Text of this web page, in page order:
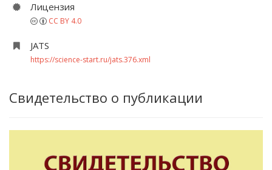
Лицензия
CC BY 4.0
JATS
https://science-start.ru/jats.376.xml
Свидетельство о публикации